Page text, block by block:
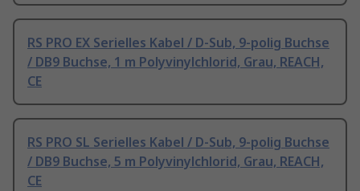
RS PRO EX Serielles Kabel / D-Sub, 9-polig Buchse
/ DB9 Buchse, 1 m Polyvinylchlorid, Grau, REACH,
CE
RS PRO SL Serielles Kabel / D-Sub, 9-polig Buchse
/ DB9 Buchse, 5 m Polyvinylchlorid, Grau, REACH,
CE